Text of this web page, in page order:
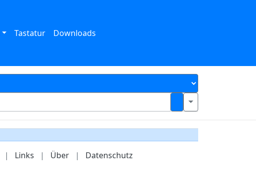
Tastatur Downloads
| Links | Über | Datenschutz